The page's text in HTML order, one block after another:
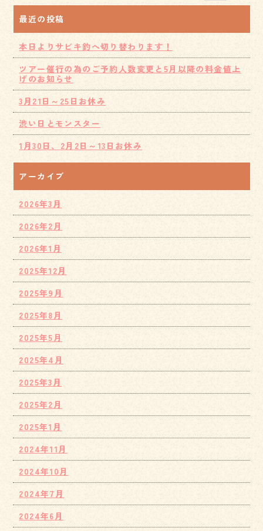
最近の投稿
本日よりサビキ釣へ切り替わります！
ツアー催行の為のご予約人数変更と5月以降の料金値上
げのお知らせ
3月21日～25日お休み
渋い日とモンスター
1月30日、2月2日～13日お休み
アーカイブ
2026年3月
2026年2月
2026年1月
2025年12月
2025年9月
2025年8月
2025年5月
2025年4月
2025年3月
2025年2月
2025年1月
2024年11月
2024年10月
2024年7月
2024年6月